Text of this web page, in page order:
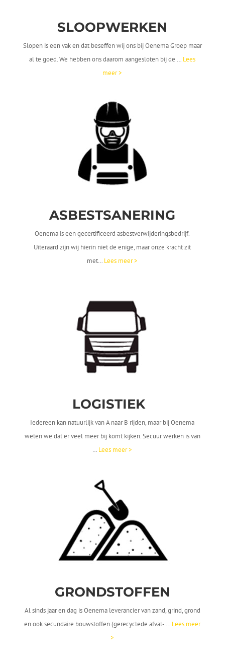
SLOOPWERKEN
Slopen is een vak en dat beseffen wij ons bij Oenema Groep maar
al te goed. We hebben ons daarom aangesloten bij de … Lees
meer >
ASBESTSANERING
Oenema is een gecertificeerd asbestverwijderingsbedrijf.
Uiteraard zijn wij hierin niet de enige, maar onze kracht zit
met… Lees meer >
LOGISTIEK
Iedereen kan natuurlijk van A naar B rijden, maar bij Oenema
weten we dat er veel meer bij komt kijken. Secuur werken is van
… Lees meer >
GRONDSTOFFEN
Al sinds jaar en dag is Oenema leverancier van zand, grind, grond
en ook secundaire bouwstoffen (gerecyclede afval- … Lees meer
>